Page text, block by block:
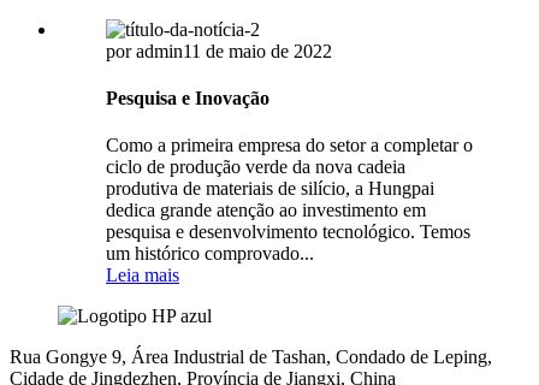
por admin11 de maio de 2022
Pesquisa e Inovação
Como a primeira empresa do setor a completar o
ciclo de produção verde da nova cadeia
produtiva de materiais de silício, a Hungpai
dedica grande atenção ao investimento em
pesquisa e desenvolvimento tecnológico. Temos
um histórico comprovado...
Leia mais
Rua Gongye 9, Área Industrial de Tashan, Condado de Leping,
Cidade de Jingdezhen, Província de Jiangxi, China